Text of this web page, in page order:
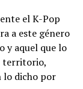
el K-Pop
a este género
y aquel que lo
territorio,
lo dicho por